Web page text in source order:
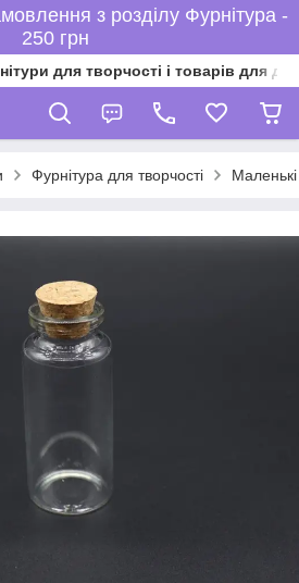
з розділу Фурнітура -
250 грн
для творчості і товарів для
Фурнітура для творчості